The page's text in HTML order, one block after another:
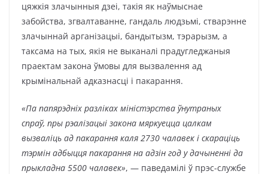
цяжкія злачынныя дзеі, такія як наўмыснае
забойства, згвалтаванне, гандаль людзьмі, стварэнне
злачыннай арганізацыі, бандытызм, тэрарызм, а
таксама на тых, якія не выканалі прадугледжаныя
праектам закона ўмовы для вызвалення ад
крымінальнай адказнасці і пакарання.
«Па папярэдніх разліках міністэрства ўнутраных
спраў, пры рэалізацыі закона мяркуецца цалкам
вызваліць ад пакарання каля 2730 чалавек і скараціць
тэрмін адбыцця пакарання на адзін год у дачыненні да
прыкладна 5500 чалавек», — паведамілі ў прэс-службе